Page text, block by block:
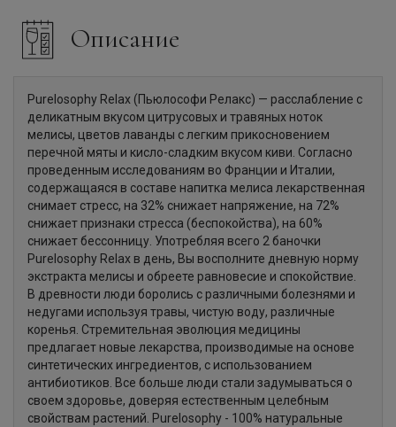
Описание
Purelosophy Relax (Пьюлософи Релакс) — расслабление с
деликатным вкусом цитрусовых и травяных ноток
мелисы, цветов лаванды с легким прикосновением
перечной мяты и кисло-сладким вкусом киви. Согласно
проведенным исследованиям во Франции и Италии,
содержащаяся в составе напитка мелиса лекарственная
снимает стресс, на 32% снижает напряжение, на 72%
снижает признаки стресса (беспокойства), на 60%
снижает бессонницу. Употребляя всего 2 баночки
Purelosophy Relax в день, Вы восполните дневную норму
экстракта мелисы и обреете равновесие и спокойствие.
В древности люди боролись с различными болезнями и
недугами используя травы, чистую воду, различные
коренья. Стремительная эволюция медицины
предлагает новые лекарства, производимые на основе
синтетических ингредиентов, с использованием
антибиотиков. Все больше люди стали задумываться о
своем здоровье, доверяя естественным целебным
свойствам растений. Purelosophy - 100% натуральные